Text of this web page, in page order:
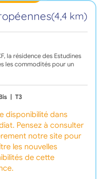
(4,4 km)
la résidence des Estudines
les commodités pour un
| T3
disponibilité dans
Pensez à consulter
notre site pour
les nouvelles
de cette